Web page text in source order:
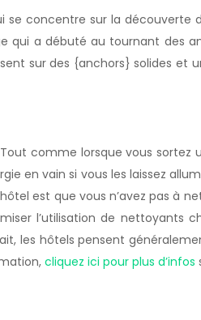
se concentre sur la
a débuté au tournant des
sur des {anchors} solides et
comme lorsque vous sortez
en vain si vous les laissez
est que vous n’avez pas
l’utilisation de nettoyants
les hôtels pensent
cliquez ici pour plus d’infos